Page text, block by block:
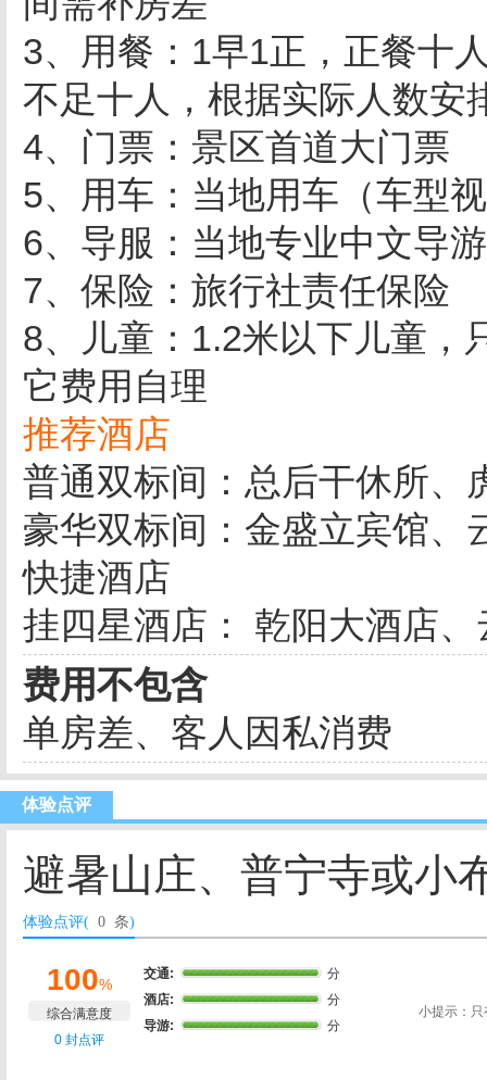
3、用餐：1早1正，正餐十
不足十人，根据实际人数安
4、门票：景区首道大门票
5、用车：当地用车（车型
6、导服：当地专业中文导
7、保险：旅行社责任保险
8、儿童：1.2米以下儿童，
它费用自理
推荐酒店
普通双标间：总后干休所、
豪华双标间：金盛立宾馆、
快捷酒店
挂四星酒店： 乾阳大酒店
费用不包含
单房差、客人因私消费
体验点评
避暑山庄、普宁寺或小
体验点评( 0 条)
100%
综合满意度
0 封点评
交通:
分
酒店:
分
导游:
分
小提示：